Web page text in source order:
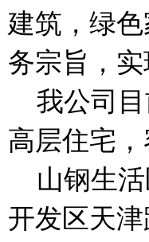
建筑，绿
务宗旨，
我公司目
高层住宅
山钢生活
开发区天